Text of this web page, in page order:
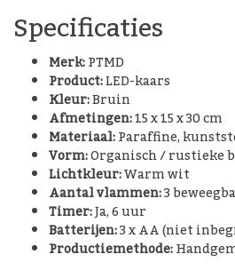
Specificaties
Merk:PTMD
Product:LED-kaars
Kleur:Bruin
Afmetingen:15 x 15 x 30 cm
Materiaal:Paraffine,
Vorm:Organisch / rustieke
Lichtkleur:Warm wit
Aantal vlammen:3
Timer:Ja, 6 uur
Batterijen:3 x AA (niet
Productiemethode: